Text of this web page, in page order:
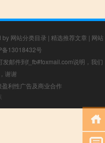
by 网站分类目录 | 精选推荐文章 | 网站
备13018432号
邮件到f_fb#foxmail.com说明，我们
谢谢
利性广告及商业合作